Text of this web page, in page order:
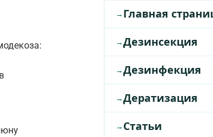
Главная
Дезинсекция
Дезинфекция
Дератизация
Статьи